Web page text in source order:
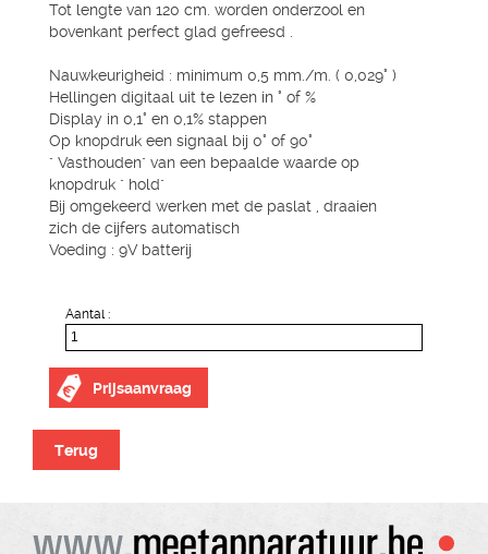
Tot lengte van 120 cm. worden onderzool en
bovenkant perfect glad gefreesd .
Nauwkeurigheid : minimum 0,5 mm./m. ( 0,029° )
Hellingen digitaal uit te lezen in ° of %
Display in 0,1° en 0,1% stappen
Op knopdruk een signaal bij 0° of 90°
" Vasthouden" van een bepaalde waarde op
knopdruk " hold"
Bij omgekeerd werken met de paslat , draaien
zich de cijfers automatisch
Voeding : 9V batterij
Aantal :
Prijsaanvraag
Terug